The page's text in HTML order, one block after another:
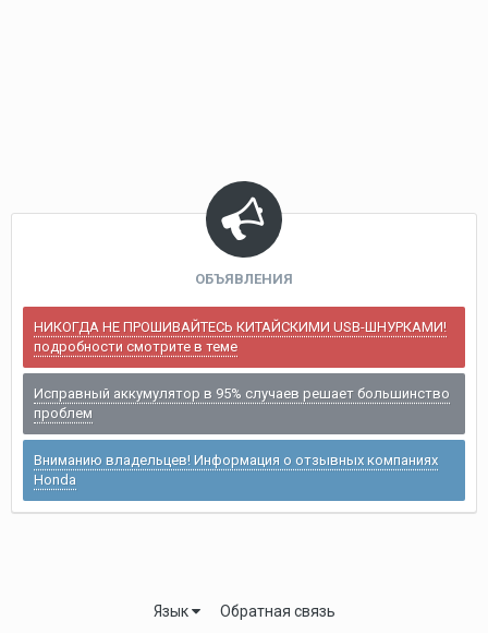
ОБЪЯВЛЕНИЯ
НИКОГДА НЕ ПРОШИВАЙТЕСЬ КИТАЙСКИМИ USB-ШНУРКАМИ!
подробности смотрите в теме
Исправный аккумулятор в 95% случаев решает большинство
проблем
Вниманию владельцев! Информация о отзывных компаниях
Honda
Язык Обратная связь